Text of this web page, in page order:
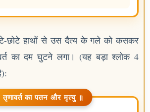
छोटे हाथों से उस दैत्य के गले को कसकर
का दम घुटने लगा। (यह बड़ा श्लोक 4
तृणावर्त का पतन और मृत्यु ॥